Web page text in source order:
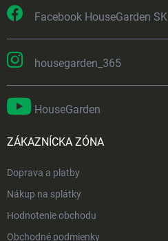
Facebook HouseGarden SK
housegarden_365
HouseGarden
ZÁKAZNÍCKA ZÓNA
Doprava a platby
Nákup na splátky
Hodnotenie obchodu
Obchodné podmienky